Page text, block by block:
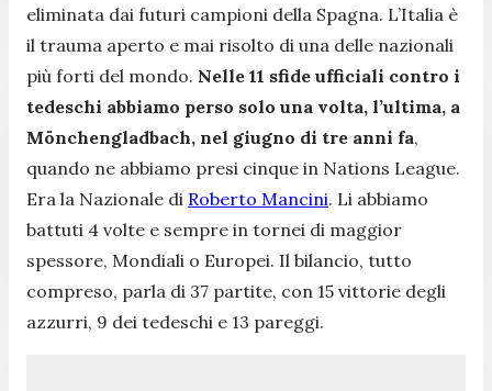
eliminata dai futuri campioni della Spagna. L’Italia è
il trauma aperto e mai risolto di una delle nazionali
più forti del mondo. Nelle 11 sfide ufficiali contro i
tedeschi abbiamo perso solo una volta, l’ultima, a
Mönchengladbach, nel giugno di tre anni fa,
quando ne abbiamo presi cinque in Nations League.
Era la Nazionale di Roberto Mancini. Li abbiamo
battuti 4 volte e sempre in tornei di maggior
spessore, Mondiali o Europei. Il bilancio, tutto
compreso, parla di 37 partite, con 15 vittorie degli
azzurri, 9 dei tedeschi e 13 pareggi.